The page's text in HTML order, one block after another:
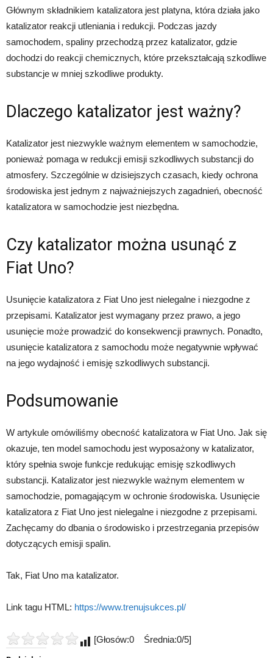
Głównym składnikiem katalizatora jest platyna, która działa jako
katalizator reakcji utleniania i redukcji. Podczas jazdy
samochodem, spaliny przechodzą przez katalizator, gdzie
dochodzi do reakcji chemicznych, które przekształcają szkodliwe
substancje w mniej szkodliwe produkty.
Dlaczego katalizator jest ważny?
Katalizator jest niezwykle ważnym elementem w samochodzie,
ponieważ pomaga w redukcji emisji szkodliwych substancji do
atmosfery. Szczególnie w dzisiejszych czasach, kiedy ochrona
środowiska jest jednym z najważniejszych zagadnień, obecność
katalizatora w samochodzie jest niezbędna.
Czy katalizator można usunąć z
Fiat Uno?
Usunięcie katalizatora z Fiat Uno jest nielegalne i niezgodne z
przepisami. Katalizator jest wymagany przez prawo, a jego
usunięcie może prowadzić do konsekwencji prawnych. Ponadto,
usunięcie katalizatora z samochodu może negatywnie wpływać
na jego wydajność i emisję szkodliwych substancji.
Podsumowanie
W artykule omówiliśmy obecność katalizatora w Fiat Uno. Jak się
okazuje, ten model samochodu jest wyposażony w katalizator,
który spełnia swoje funkcje redukując emisję szkodliwych
substancji. Katalizator jest niezwykle ważnym elementem w
samochodzie, pomagającym w ochronie środowiska. Usunięcie
katalizatora z Fiat Uno jest nielegalne i niezgodne z przepisami.
Zachęcamy do dbania o środowisko i przestrzegania przepisów
dotyczących emisji spalin.
Tak, Fiat Uno ma katalizator.
Link tagu HTML: https://www.trenujsukces.pl/
[Głosów:0 Średnia:0/5]